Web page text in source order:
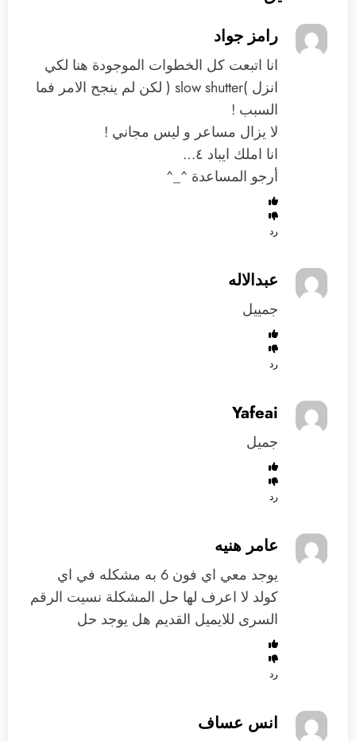
رامز جواد
انا اتبعت كل الخطوات الموجودة هنا لكي
انزل )slow shutter ( لكن لم ينجح الامر فما
السبب !
لا يزال مساعر و ليس مجاني !
انا املك ايباد ٤…
أرجو المساعدة ^_^
رد
عبدالاله
جمييل
رد
Yafeai
جميل
رد
عامر هنيه
يوجد معي اي فون 6 به مشكله في اي
كولد لا اعرف لها حل المشكلة نسيت الرقم
السرى للايميل القديم هل يوجد حل
رد
انس عساف